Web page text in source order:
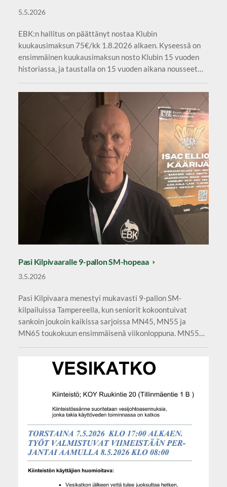
5.5.2026
EBK:n hallitus on päättänyt nostaa Klubin
kuukausimaksun 75€/kk 1.8.2026 alkaen. Kyseessä on
ensimmäinen kuukausimaksun nosto Klubin 15 vuoden
historiassa, ja taustalla on 15 vuoden aikana nousseet…
Pasi Kilpivaaralle 9-pallon SM-hopeaa
3.5.2026
Pasi Kilpivaara menestyi mukavasti 9-pallon SM-
kilpailuissa Tampereella, kun seniorit kokoontuivat
sankoin joukoin kaikissa sarjoissa MN45, MN55 ja
MN65 toukokuun ensimmäisenä viikonloppuna. MN55…